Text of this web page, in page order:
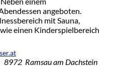
angeboten.
mit Sauna,
einen Kinderspielbereich
8972 Ramsau am Dachstein